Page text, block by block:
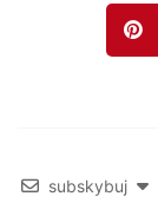
subskybuj